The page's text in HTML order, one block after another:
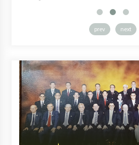
prev next